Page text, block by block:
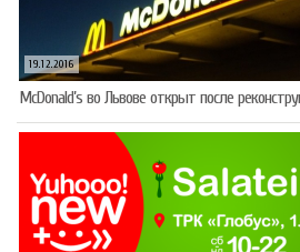
19.12.2016
McDonald’s во Львове открыт после